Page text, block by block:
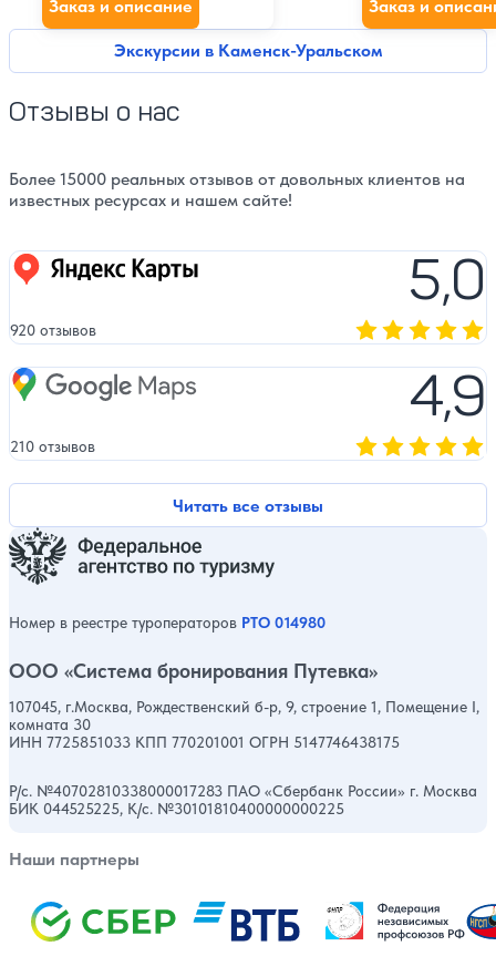
Экскурсии в Каменск-Уральском
Заказ и описание Заказ и
Отзывы о нас
Более 15000 реальных отзывов от довольных клиентов на
известных ресурсах и нашем сайте!
Читать все отзывы
Яндекс карты 5,0
920 отзывов
Google Maps 4,9
210 отзывов
Номер в реестре туроператоров РТО 014980
ООО «Система бронирования Путевка»
107045, г.Москва, Рождественский б-р, 9, строение 1, Помещение I,
комната 30
ИНН 7725851033 КПП 770201001 ОГРН 5147746438175
Р/с. №40702810338000017283 ПАО «Сбербанк России» г. Москва
БИК 044525225, К/с. №30101810400000000225
Наши партнеры